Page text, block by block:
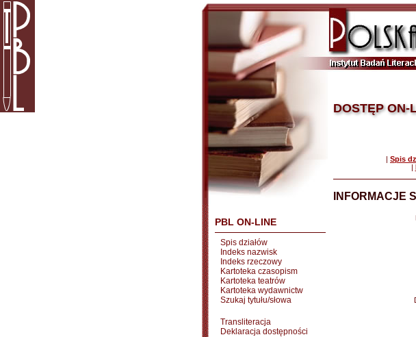
PBL ON-LINE
Spis działów
Indeks nazwisk
Indeks rzeczowy
Kartoteka czasopism
Kartoteka teatrów
Kartoteka wydawnictw
Szukaj tytułu/słowa
Transliteracja
Deklaracja dostępności
DOSTĘP ON-
| Spis
|
INFORMACJE